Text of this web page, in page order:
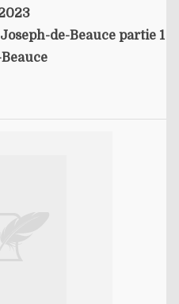
de-Beauce partie 1